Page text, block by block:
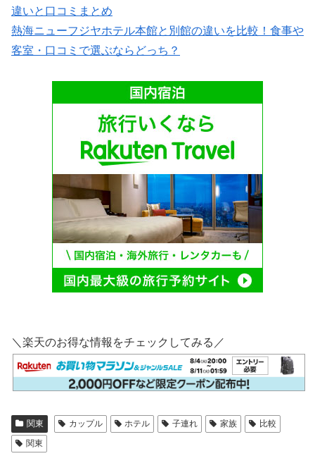
違いと口コミまとめ
熱海ニューフジヤホテル本館と別館の違いを比較！食事や
客室・口コミで選ぶならどっち？
＼楽天のお得な情報をチェックしてみる／
関東 カップル ホテル 子連れ 家族
比較
関東